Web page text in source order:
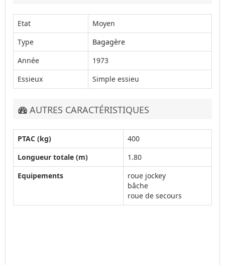
Etat
Moyen
Type
Bagagère
Année
1973
Essieux
Simple essieu
AUTRES CARACTÉRISTIQUES
PTAC (kg)
400
Longueur totale (m)
1.80
Equipements
roue jockey
bâche
roue de secours